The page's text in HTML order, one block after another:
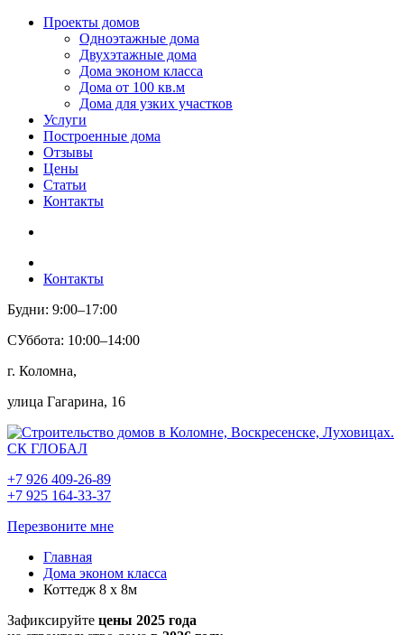
Проекты домов
Одноэтажные дома
Двухэтажные дома
Дома эконом класса
Дома от 100 кв.м
Дома для узких участков
Услуги
Построенные дома
Отзывы
Цены
Статьи
Контакты
Контакты
Будни: 9:00–17:00
СУббота: 10:00–14:00
г. Коломна,
улица Гагарина, 16
+7 926 409-26-89
+7 925 164-33-37
Перезвоните мне
Главная
Дома эконом класса
Коттедж 8 x 8м
Зафиксируйте цены 2025 года